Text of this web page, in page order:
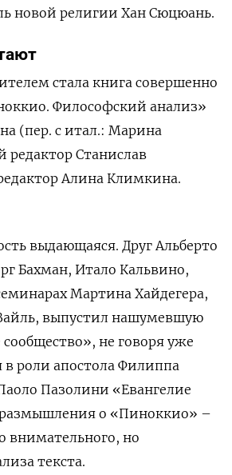
новой религии Хан Сюцюань.
стала книга совершенно
Философский анализ»
(пер. с итал.: Марина
редактор Станислав
Алина Климкина.
выдающаяся. Друг Альберто
Бахман, Итало Кальвино,
Мартина Хайдегера,
выпустил нашумевшую
не говоря уже
в роли апостола Филиппа
Пазолини «Евангелие
о «Пиноккио» –
внимательного, но
текста.